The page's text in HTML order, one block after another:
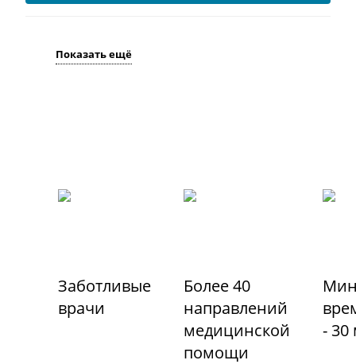
Показать ещё
Заботливые
врачи
Более 40
направлений
медицинской
помощи
- 30